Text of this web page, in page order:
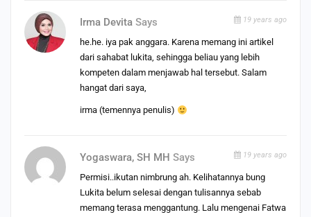
Irma Devita Says 19 years ago
he.he. iya pak anggara. Karena memang ini artikel
dari sahabat lukita, sehingga beliau yang lebih
kompeten dalam menjawab hal tersebut. Salam
hangat dari saya,
irma (temennya penulis)
Yogaswara, SH MH Says 19 years ago
Permisi..ikutan nimbrung ah. Kelihatannya bung
Lukita belum selesai dengan tulisannya sebab
memang terasa menggantung. Lalu mengenai Fatwa